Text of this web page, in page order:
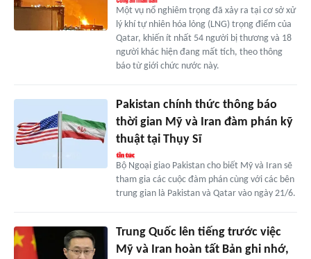
Một vụ nổ nghiêm trọng đã xảy ra tại cơ sở xử
lý khí tự nhiên hóa lỏng (LNG) trọng điểm của
Qatar, khiến ít nhất 54 người bị thương và 18
người khác hiện đang mất tích, theo thông
báo từ giới chức nước này.
Pakistan chính thức thông báo
thời gian Mỹ và Iran đàm phán kỹ
thuật tại Thụy Sĩ
Bộ Ngoại giao Pakistan cho biết Mỹ và Iran sẽ
tham gia các cuộc đàm phán cùng với các bên
trung gian là Pakistan và Qatar vào ngày 21/6.
Trung Quốc lên tiếng trước việc
Mỹ và Iran hoàn tất Bản ghi nhớ,